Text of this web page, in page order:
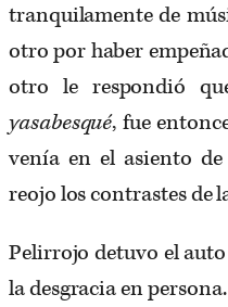
tranquilamente de
otro por haber
otro le respondió
yasabesqué, fue
venía en el asiento
reojo los contrastes de
Pelirrojo detuvo el
la desgracia en persona.